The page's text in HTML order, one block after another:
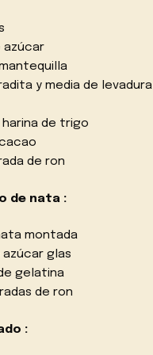
azúcar
y media de levadura
harina de trigo
de ron
de nata :
montada
azúcar glas
gelatina
de ron
: